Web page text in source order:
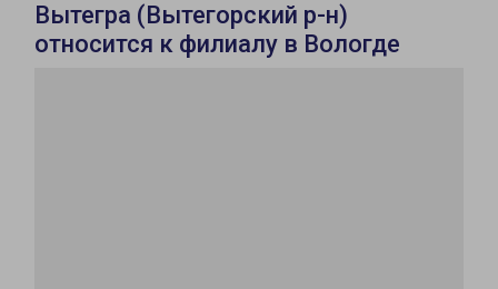
Вытегра (Вытегорский р-н)
относится к филиалу в Вологде